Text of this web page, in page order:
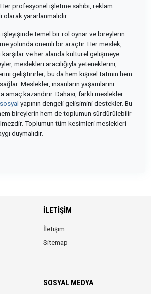
profesyonel işletme sahibi, reklam
olarak yararlanmalıdır.
temel bir rol oynar ve bireylerin
yolunda önemli bir araçtır. Her meslek,
karşılar ve her alanda kültürel gelişmeye
meslekleri aracılığıyla yeteneklerini,
geliştirirler; bu da hem kişisel tatmin hem
Meslekler, insanların yaşamlarını
kazandırır. Dahası, farklı meslekler
sosyal yapının dengeli gelişimini destekler. Bu
bireylerin hem de toplumun sürdürülebilir
Toplumun tüm kesimleri meslekleri
duymalıdır.
İLETIŞIM
İletişim
Sitemap
SOSYAL MEDYA